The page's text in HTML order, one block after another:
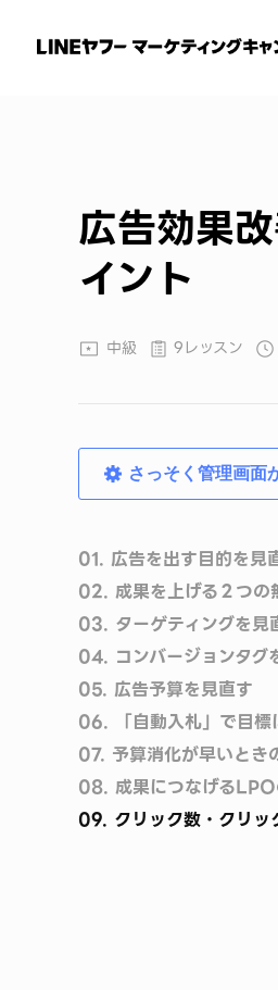
広告効果
イント
中級 9レッスン
さっそく管理画面
01. 広告を出す目的を見
02. 成果を上げる２つの無料
03. ターゲティングを見直す：4種
04. コンバージョンタグを設定
05. 広告予算を見直す
06.
「自動入札」で目標に合わせて
07. 予算消化が早いとき
08. 成果につなげる
09. クリック数・クリック率